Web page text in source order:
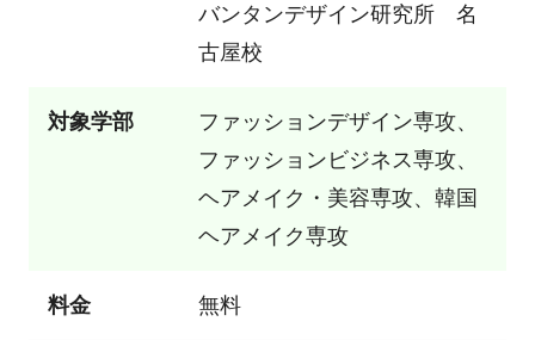
バンタンデザイン研究所 名
古屋校
対象学部
ファッションデザイン専攻、
ファッションビジネス専攻、
ヘアメイク・美容専攻、韓国
ヘアメイク専攻
料金 無料